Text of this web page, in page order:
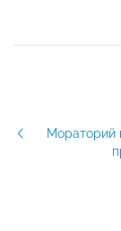
Мораторий